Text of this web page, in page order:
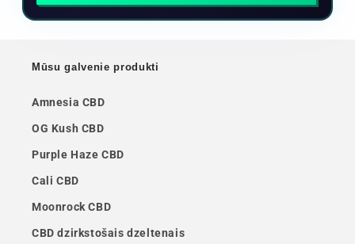
Mūsu galvenie produkti
Amnesia CBD
OG Kush CBD
Purple Haze CBD
Cali CBD
Moonrock CBD
CBD dzirkstošais dzeltenais